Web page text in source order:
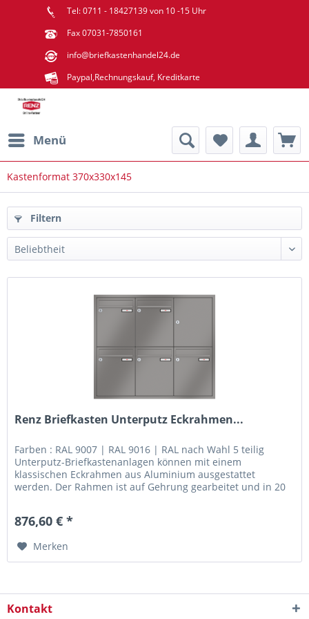
Tel: 0711 - 18427139 von 10 -15 Uhr
Fax 07031-7850161
info@briefkastenhandel24.de
Paypal,Rechnungskauf, Kreditkarte
Menü
Kastenformat 370x330x145
Filtern
Renz Briefkasten Unterputz Eckrahmen...
Farben : RAL 9007 | RAL 9016 | RAL nach Wahl 5 teilig
Unterputz-Briefkastenanlagen können mit einem
klassischen Eckrahmen aus Aluminium ausgestattet
werden. Der Rahmen ist auf Gehrung gearbeitet und in 20
876,60 € *
Merken
Kontakt